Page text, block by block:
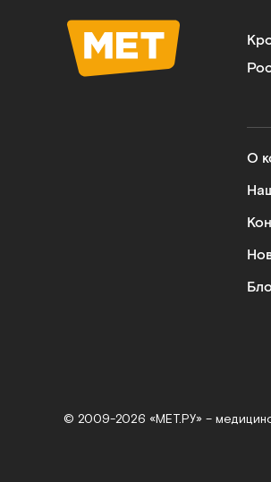
О
© 2009-2026 «МЕТ.РУ» –